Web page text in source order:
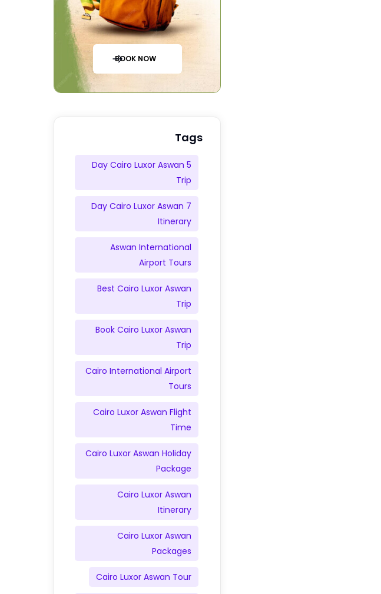
BOOK NOW
Tags
5 Day Cairo Luxor Aswan
Trip
7 Day Cairo Luxor Aswan
Itinerary
Aswan International
Airport Tours
Best Cairo Luxor Aswan
Trip
Book Cairo Luxor Aswan
Trip
Cairo International Airport
Tours
Cairo Luxor Aswan Flight
Time
Cairo Luxor Aswan Holiday
Package
Cairo Luxor Aswan
Itinerary
Cairo Luxor Aswan
Packages
Cairo Luxor Aswan Tour